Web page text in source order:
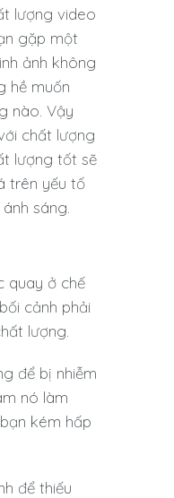
lượng video
gặp một
ảnh không
hề muốn
nào. Vậy
chất lượng
lượng tốt sẽ
trên yếu tố
sáng.
quay ở chế
cảnh phải
lượng.
để bị nhiễm
nó làm
kém hấp
để thiếu